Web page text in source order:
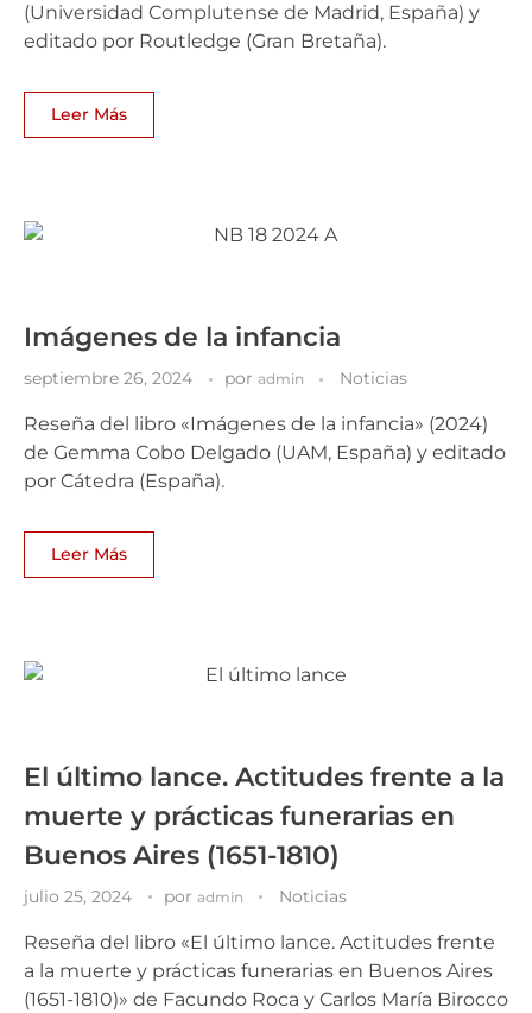
(Universidad Complutense de Madrid, España) y
editado por Routledge (Gran Bretaña).
Leer Más
Imágenes de la infancia
septiembre 26, 2024 por admin Noticias
Reseña del libro «Imágenes de la infancia» (2024)
de Gemma Cobo Delgado (UAM, España) y editado
por Cátedra (España).
Leer Más
El último lance. Actitudes frente a la
muerte y prácticas funerarias en
Buenos Aires (1651-1810)
julio 25, 2024 por admin Noticias
Reseña del libro «El último lance. Actitudes frente
a la muerte y prácticas funerarias en Buenos Aires
(1651-1810)» de Facundo Roca y Carlos María Birocco